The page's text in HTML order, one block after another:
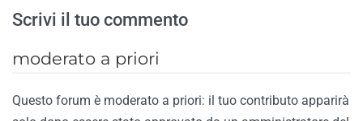
Scrivi il tuo commento
moderato a priori
Questo forum è moderato a priori: il tuo contributo apparirà